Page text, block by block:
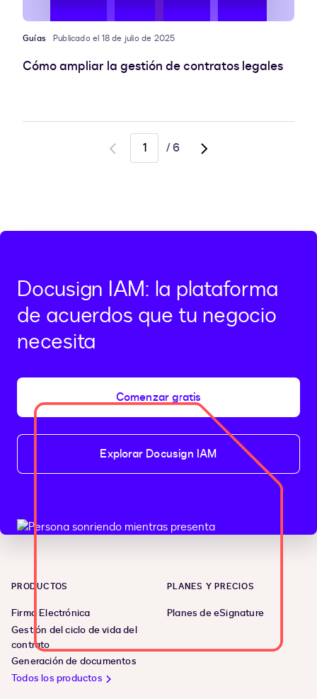
Guías Publicado el 18 de julio de 2025
Cómo ampliar la gestión de contratos legales
Go
/6
Go
2
Docusign IAM: la plataforma
de acuerdos que tu negocio
necesita
Comenzar gratis
Explorar Docusign IAM
PRODUCTOS
Firma Electrónica
Gestión del ciclo de vida del
contrato
Generación de documentos
Todos los productos
PLANES Y PRECIOS
Planes de eSignature